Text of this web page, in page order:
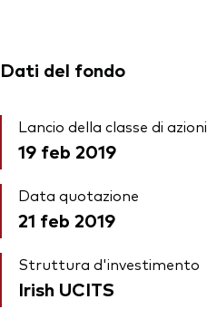
Dati del fondo
Lancio della classe di azioni
19 feb 2019
Data quotazione
21 feb 2019
Struttura d'investimento
Irish UCITS